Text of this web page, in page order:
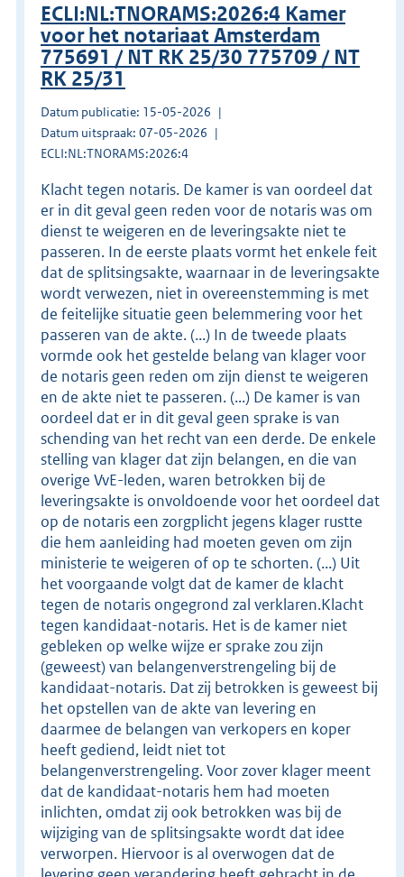
ECLI:NL:TNORAMS:2026:4 Kamer
voor het notariaat Amsterdam
775691 / NT RK 25/30 775709 / NT
RK 25/31
Datum publicatie: 15-05-2026
Datum uitspraak: 07-05-2026
ECLI:NL:TNORAMS:2026:4
Klacht tegen notaris. De kamer is van oordeel dat
er in dit geval geen reden voor de notaris was om
dienst te weigeren en de leveringsakte niet te
passeren. In de eerste plaats vormt het enkele feit
dat de splitsingsakte, waarnaar in de leveringsakte
wordt verwezen, niet in overeenstemming is met
de feitelijke situatie geen belemmering voor het
passeren van de akte. (...) In de tweede plaats
vormde ook het gestelde belang van klager voor
de notaris geen reden om zijn dienst te weigeren
en de akte niet te passeren. (...) De kamer is van
oordeel dat er in dit geval geen sprake is van
schending van het recht van een derde. De enkele
stelling van klager dat zijn belangen, en die van
overige VvE-leden, waren betrokken bij de
leveringsakte is onvoldoende voor het oordeel dat
op de notaris een zorgplicht jegens klager rustte
die hem aanleiding had moeten geven om zijn
ministerie te weigeren of op te schorten. (...) Uit
het voorgaande volgt dat de kamer de klacht
tegen de notaris ongegrond zal verklaren.Klacht
tegen kandidaat-notaris. Het is de kamer niet
gebleken op welke wijze er sprake zou zijn
(geweest) van belangenverstrengeling bij de
kandidaat-notaris. Dat zij betrokken is geweest bij
het opstellen van de akte van levering en
daarmee de belangen van verkopers en koper
heeft gediend, leidt niet tot
belangenverstrengeling. Voor zover klager meent
dat de kandidaat-notaris hem had moeten
inlichten, omdat zij ook betrokken was bij de
wijziging van de splitsingsakte wordt dat idee
verworpen. Hiervoor is al overwogen dat de